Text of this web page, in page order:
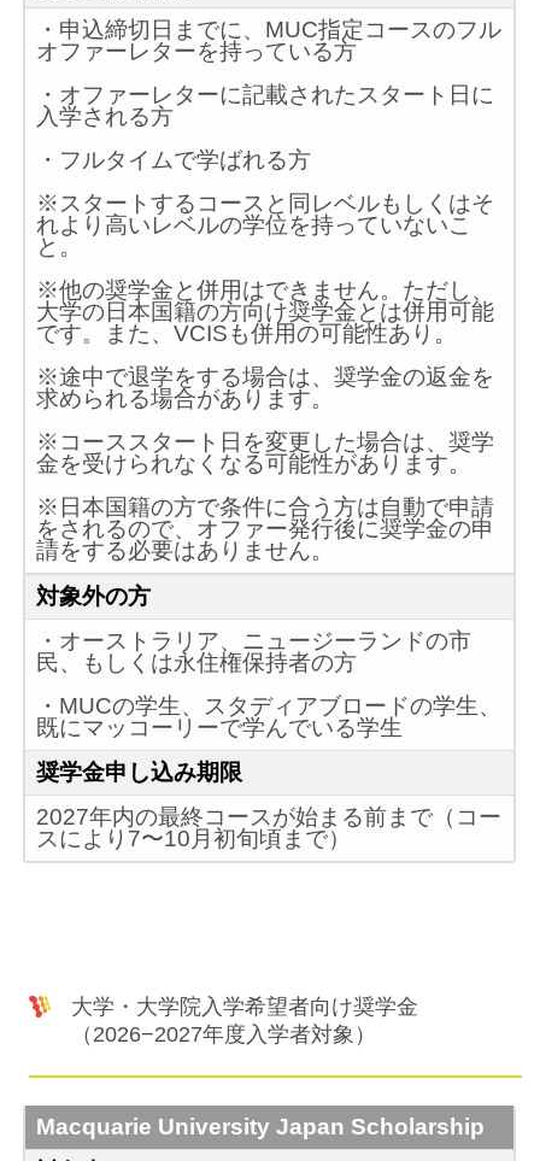
・申込締切日までに、MUC指定コースのフル
オファーレターを持っている方
・オファーレターに記載されたスタート日に
入学される方
・フルタイムで学ばれる方
※スタートするコースと同レベルもしくはそ
れより高いレベルの学位を持っていないこ
と。
※他の奨学金と併用はできません。ただし、
大学の日本国籍の方向け奨学金とは併用可能
です。また、VCISも併用の可能性あり。
※途中で退学をする場合は、奨学金の返金を
求められる場合があります。
※コーススタート日を変更した場合は、奨学
金を受けられなくなる可能性があります。
※日本国籍の方で条件に合う方は自動で申請
をされるので、オファー発行後に奨学金の申
請をする必要はありません。
対象外の方
・オーストラリア、ニュージーランドの市
民、もしくは永住権保持者の方
・MUCの学生、スタディアブロードの学生、
既にマッコーリーで学んでいる学生
奨学金申し込み期限
2027年内の最終コースが始まる前まで（コー
スにより7〜10月初旬頃まで）
大学・大学院入学希望者向け奨学金
（2026−2027年度入学者対象）
Macquarie University Japan Scholarship